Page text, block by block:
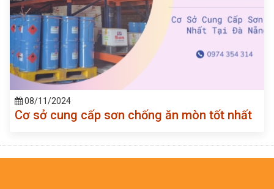
08/11/2024
Cơ sở cung cấp sơn chống ăn mòn tốt nhất